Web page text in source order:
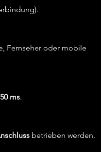
Fernseher oder mobile
50 ms.
betrieben werden.